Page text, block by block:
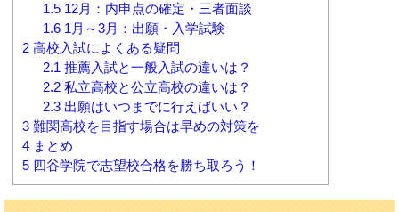
1.512月：内申点の確定・三者面談
1.61月～3月：出願・入学試験
2 高校入試によくある疑問
2.1 推薦入試と一般入試の違いは？
2.2私立高校と公立高校の違いは？
2.3出願はいつまでに行えばいい？
3 難関高校を目指す場合は早めの対策を
4 まとめ
5 四谷学院で志望校合格を勝ち取ろう！